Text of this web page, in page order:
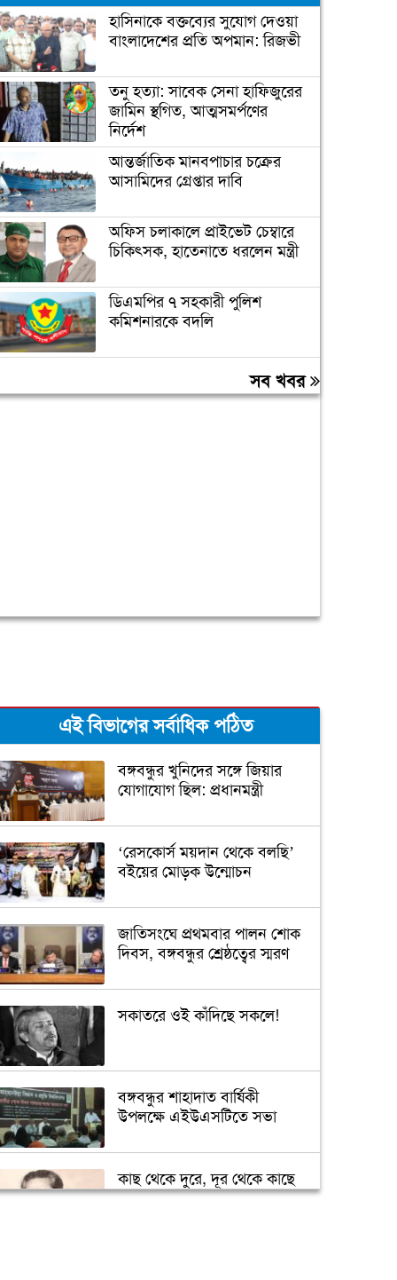
হাসিনাকে বক্তব্যের সুযোগ দেওয়া
বাংলাদেশের প্রতি অপমান: রিজভী
তনু হত্যা: সাবেক সেনা হাফিজুরের
জামিন স্থগিত, আত্মসমর্পণের
নির্দেশ
আন্তর্জাতিক মানবপাচার চক্রের
আসামিদের গ্রেপ্তার দাবি
অফিস চলাকালে প্রাইভেট চেম্বারে
চিকিৎসক, হাতেনাতে ধরলেন মন্ত্রী
ডিএমপির ৭ সহকারী পুলিশ
কমিশনারকে বদলি
বন্যায় ক্ষতিগ্রস্ত ১০০ পরিবারকে
রোববার নতুন ঘর দেবেনসব খবর
এই বিভাগের সর্বাধিক পঠিত
বঙ্গবন্ধুর খুনিদের সঙ্গে জিয়ার
যোগাযোগ ছিল: প্রধানমন্ত্রী
‘রেসকোর্স ময়দান থেকে বলছি’
বইয়ের মোড়ক উন্মোচন
জাতিসংঘে প্রথমবার পালন শোক
দিবস, বঙ্গবন্ধুর শ্রেষ্ঠত্বের স্মরণ
সকাতরে ওই কাঁদিছে সকলে!
বঙ্গবন্ধুর শাহাদাত বার্ষিকী
উপলক্ষে এইউএসটিতে সভা
কাছ থেকে দুরে, দূর থেকে কাছে
শেখ মুজিব